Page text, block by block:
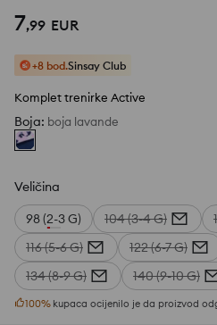
7,99 EUR
+8 bod.Sinsay Club
Komplet trenirke Active
Boja: boja lavande
Veličina
98 (2-3 G) 104 (3-4 G)
116 (5-6 G)
122 (6-7 G)
134 (8-9 G)
140 (9-10 G)
100% kupaca ocijenilo je da proizvod